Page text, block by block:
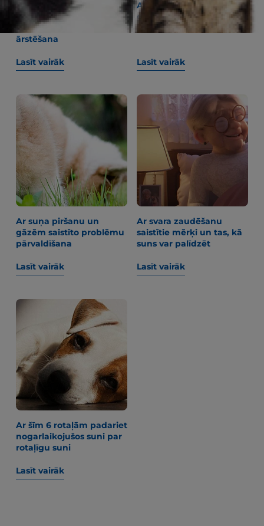
Alopēcija un
apmatojuma zudums
suņiem: cēloņi un
ārstēšana
Lasīt vairāk
Ar ko barot kuci
grūtniecības vai kucēnu
zīdīšanas laikā
Lasīt vairāk
Ar suņa piršanu un
gāzēm saistīto problēmu
pārvaldīšana
Lasīt vairāk
Ar svara zaudēšanu
saistītie mērķi un tas, kā
suns var palīdzēt
Lasīt vairāk
Ar šīm 6 rotaļām padariet
nogarlaikojušos suni par
rotaļīgu suni
Lasīt vairāk